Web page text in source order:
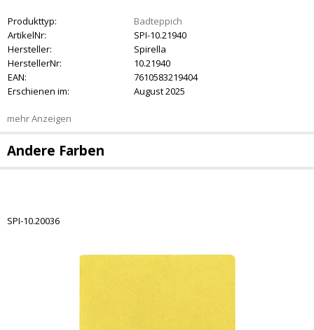
Produkttyp:
Badteppich
ArtikelNr:
SPI-10.21940
Hersteller:
Spirella
HerstellerNr:
10.21940
EAN:
7610583219404
Erschienen im:
August 2025
mehr Anzeigen
Andere Farben
SPI-10.20036